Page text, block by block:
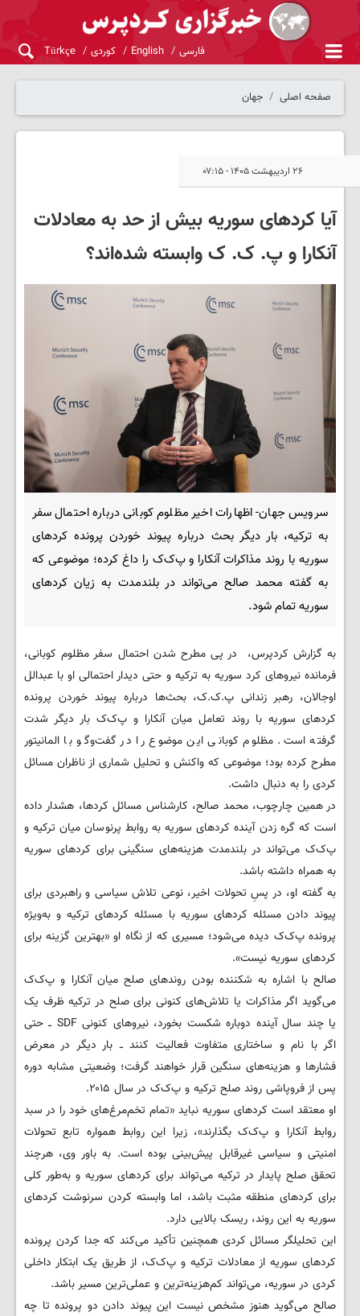
فارسی English کوردی Türkçe
صفحه اصلی جهان
۲۶ اردیبهشت ۱۴۰۵ - ۰۷:۱۵
آیا کردهای سوریه بیش از حد به معادلات
آنکارا و پ‌. ک‌. ک وابسته شده‌اند؟
سرویس جهان- اظهارات اخیر مظلوم کوبانی درباره احتمال سفر
به ترکیه، بار دیگر بحث درباره پیوند خوردن پرونده کردهای
سوریه با روند مذاکرات آنکارا و پ‌ک‌ک را داغ کرده؛ موضوعی که
به گفته محمد صالح می‌تواند در بلندمدت به زیان کردهای
سوریه تمام شود.
به گزارش کردپرس، در پی مطرح شدن احتمال سفر مظلوم کوبانی،
فرمانده نیروهای کرد سوریه به ترکیه و حتی دیدار احتمالی او با عبدالل
اوجالان، رهبر زندانی پ.ک.ک، بحث‌ها درباره پیوند خوردن پرونده
کردهای سوریه با روند تعامل میان آنکارا و پ‌ک‌ک بار دیگر شدت
گرفته است. مظلوم کوبانی این موضوع را در گفت‌وگو با المانیتور
مطرح کرده بود؛ موضوعی که واکنش و تحلیل شماری از ناظران مسائل
کردی را به دنبال داشت.
در همین چارچوب، محمد صالح، کارشناس مسائل کردها، هشدار داده
است که گره زدن آینده کردهای سوریه به روابط پرنوسان میان ترکیه و
پ‌ک‌ک می‌تواند در بلندمدت هزینه‌های سنگینی برای کردهای سوریه
به همراه داشته باشد.
به گفته او، در پسِ تحولات اخیر، نوعی تلاش سیاسی و راهبردی برای
پیوند دادن مسئله کردهای سوریه با مسئله کردهای ترکیه و به‌ویژه
پرونده پ‌ک‌ک دیده می‌شود؛ مسیری که از نگاه او «بهترین گزینه برای
کردهای سوریه نیست».
صالح با اشاره به شکننده بودن روندهای صلح میان آنکارا و پ‌ک‌ک
می‌گوید اگر مذاکرات یا تلاش‌های کنونی برای صلح در ترکیه ظرف یک
یا چند سال آینده دوباره شکست بخورد، نیروهای کنونی SDF ــ حتی
اگر با نام و ساختاری متفاوت فعالیت کنند ــ بار دیگر در معرض
فشارها و هزینه‌های سنگین قرار خواهند گرفت؛ وضعیتی مشابه دوره
پس از فروپاشی روند صلح ترکیه و پ‌ک‌ک در سال ۲۰۱۵.
او معتقد است کردهای سوریه نباید «تمام تخم‌مرغ‌های خود را در سبد
روابط آنکارا و پ‌ک‌ک بگذارند»، زیرا این روابط همواره تابع تحولات
امنیتی و سیاسی غیرقابل پیش‌بینی بوده است. به باور وی، هرچند
تحقق صلح پایدار در ترکیه می‌تواند برای کردهای سوریه و به‌طور کلی
برای کردهای منطقه مثبت باشد، اما وابسته کردن سرنوشت کردهای
سوریه به این روند، ریسک بالایی دارد.
این تحلیلگر مسائل کردی همچنین تأکید می‌کند که جدا کردن پرونده
کردهای سوریه از معادلات ترکیه و پ‌ک‌ک، از طریق یک ابتکار داخلی
کردی در سوریه، می‌تواند کم‌هزینه‌ترین و عملی‌ترین مسیر باشد.
صالح می‌گوید هنوز مشخص نیست این پیوند دادن دو پرونده تا چه